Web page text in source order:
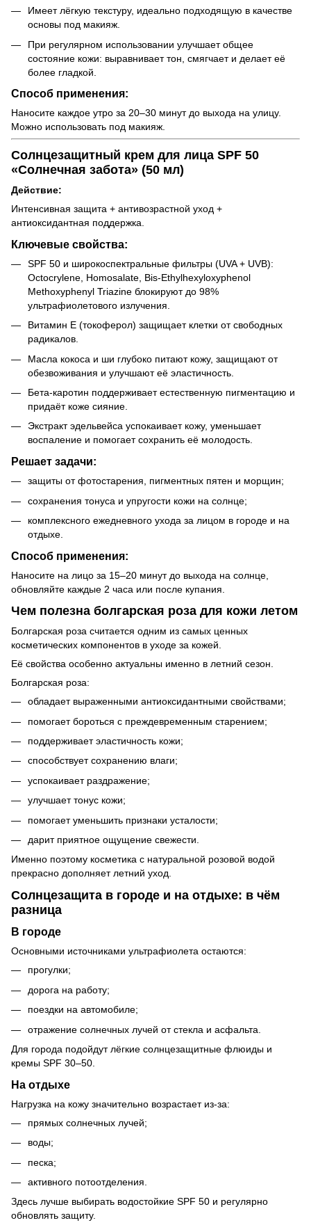
Имеет лёгкую текстуру, идеально подходящую в качестве
основы под макияж.
При регулярном использовании улучшает общее
состояние кожи: выравнивает тон, смягчает и делает её
более гладкой.
Способ применения:
Наносите каждое утро за 20–30 минут до выхода на улицу.
Можно использовать под макияж.
Солнцезащитный крем для лица SPF 50
«Солнечная забота» (50 мл)
Действие:
Интенсивная защита + антивозрастной уход +
антиоксидантная поддержка.
Ключевые свойства:
SPF 50 и широкоспектральные фильтры (UVA + UVB):
Octocrylene, Homosalate, Bis-Ethylhexyloxyphenol
Methoxyphenyl Triazine блокируют до 98%
ультрафиолетового излучения.
Витамин Е (токоферол) защищает клетки от свободных
радикалов.
Масла кокоса и ши глубоко питают кожу, защищают от
обезвоживания и улучшают её эластичность.
Бета-каротин поддерживает естественную пигментацию и
придаёт коже сияние.
Экстракт эдельвейса успокаивает кожу, уменьшает
воспаление и помогает сохранить её молодость.
Решает задачи:
защиты от фотостарения, пигментных пятен и морщин;
сохранения тонуса и упругости кожи на солнце;
комплексного ежедневного ухода за лицом в городе и на
отдыхе.
Способ применения:
Наносите на лицо за 15–20 минут до выхода на солнце,
обновляйте каждые 2 часа или после купания.
Чем полезна болгарская роза для кожи летом
Болгарская роза считается одним из самых ценных
косметических компонентов в уходе за кожей.
Её свойства особенно актуальны именно в летний сезон.
Болгарская роза:
обладает выраженными антиоксидантными свойствами;
помогает бороться с преждевременным старением;
поддерживает эластичность кожи;
способствует сохранению влаги;
успокаивает раздражение;
улучшает тонус кожи;
помогает уменьшить признаки усталости;
дарит приятное ощущение свежести.
Именно поэтому косметика с натуральной розовой водой
прекрасно дополняет летний уход.
Солнцезащита в городе и на отдыхе: в чём
разница
В городе
Основными источниками ультрафиолета остаются:
прогулки;
дорога на работу;
поездки на автомобиле;
отражение солнечных лучей от стекла и асфальта.
Для города подойдут лёгкие солнцезащитные флюиды и
кремы SPF 30–50.
На отдыхе
Нагрузка на кожу значительно возрастает из-за:
прямых солнечных лучей;
воды;
песка;
активного потоотделения.
Здесь лучше выбирать водостойкие SPF 50 и регулярно
обновлять защиту.